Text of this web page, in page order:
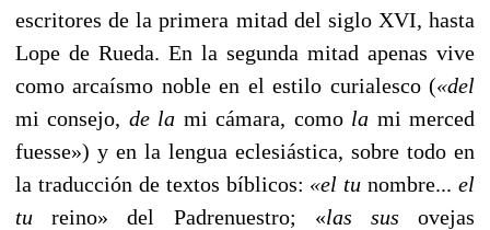
escritores de la primera mitad del siglo XVI, hasta
Lope de Rueda. En la segunda mitad apenas vive
como arcaísmo noble en el estilo curialesco («del
mi conse­jo, de la mi cámara, como la mi merced
fuesse») y en la lengua eclesiástica, sobre todo en
la traducción de textos bíblicos: «el tunombre... el
tureino» del Padrenuestro; «las susovejas